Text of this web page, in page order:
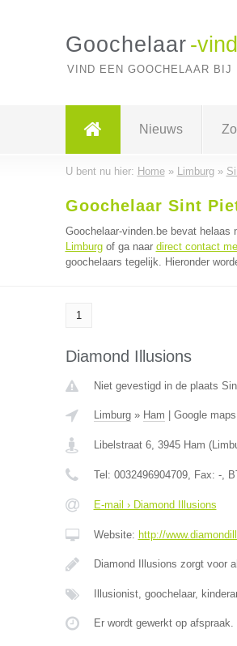
Goochelaar -
VIND EEN GOOCHELAAR BIJ
Nieuws
U bent nu hier: Home» Limburg»
Goochelaar Sint
Goochelaar-vinden.be bevat helaas
Limburgof ga naar direct contact
goochelaars tegelijk. Hieronder
1
Diamond Illusions
Niet gevestigd in de plaats
Limburg» Ham Google maps
Libelstraat 6, 3945 Ham (
Tel: 0032496904709, Fax: -,
E-mail › Diamond Illusions
Website: http://
Diamond Illusions zorgt voor
Illusionist, goochelaar,
Er wordt gewerkt op afspraak.